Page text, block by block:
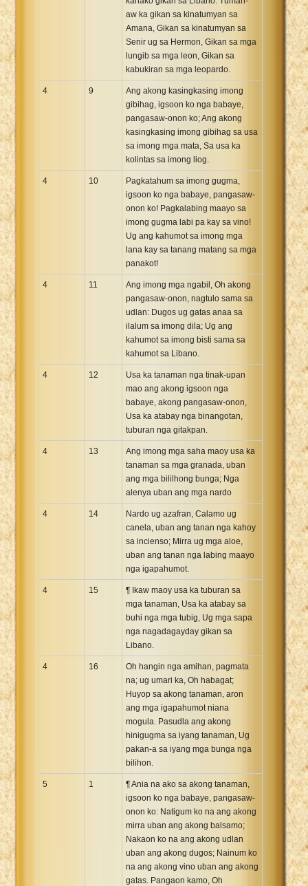
aw ka gikan sa kinatumyan sa
Amana, Gikan sa kinatumyan sa
Senir ug sa Hermon, Gikan sa mga
lungib sa mga leon, Gikan sa
kabukiran sa mga leopardo.
4 9
Ang akong kasingkasing imong
gibihag, igsoon ko nga babaye,
pangasaw-onon ko; Ang akong
kasingkasing imong gibihag sa usa
sa imong mga mata, Sa usa ka
kolintas sa imong liog.
4 10
Pagkatahum sa imong gugma,
igsoon ko nga babaye, pangasaw-
onon ko! Pagkalabing maayo sa
imong gugma labi pa kay sa vino!
Ug ang kahumot sa imong mga
lana kay sa tanang matang sa mga
panakot!
4 11
Ang imong mga ngabil, Oh akong
pangasaw-onon, nagtulo sama sa
udlan: Dugos ug gatas anaa sa
ilalum sa imong dila; Ug ang
kahumot sa imong bisti sama sa
kahumot sa Libano.
4 12
Usa ka tanaman nga tinak-upan
mao ang akong igsoon nga
babaye, akong pangasaw-onon,
Usa ka atabay nga binangotan,
tuburan nga gitakpan.
4 13
Ang imong mga saha maoy usa ka
tanaman sa mga granada, uban
ang mga bililhong bunga; Nga
alenya uban ang mga nardo
4 14
Nardo ug azafran, Calamo ug
canela, uban ang tanan nga kahoy
sa incienso; Mirra ug mga aloe,
uban ang tanan nga labing maayo
nga igapahumot.
4 15
¶ Ikaw maoy usa ka tuburan sa
mga tanaman, Usa ka atabay sa
buhi nga mga tubig, Ug mga sapa
nga nagadagayday gikan sa
Libano.
4 16
Oh hangin nga amihan, pagmata
na; ug umari ka, Oh habagat;
Huyop sa akong tanaman, aron
ang mga igapahumot niana
mogula. Pasudla ang akong
hinigugma sa iyang tanaman, Ug
pakan-a sa iyang mga bunga nga
bilihon.
5 1
¶ Ania na ako sa akong tanaman,
igsoon ko nga babaye, pangasaw-
onon ko: Natigum ko na ang akong
mirra uban ang akong balsamo;
Nakaon ko na ang akong udlan
uban ang akong dugos; Nainum ko
na ang akong vino uban ang akong
gatas. Pangaon kamo, Oh